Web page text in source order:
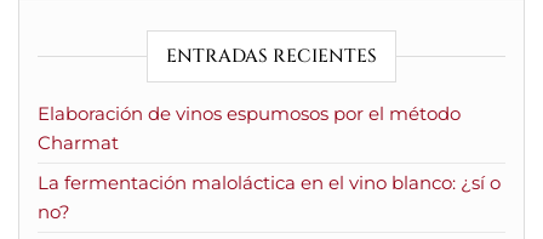
ENTRADAS RECIENTES
Elaboración de vinos espumosos por el método
Charmat
La fermentación maloláctica en el vino blanco: ¿sí o
no?